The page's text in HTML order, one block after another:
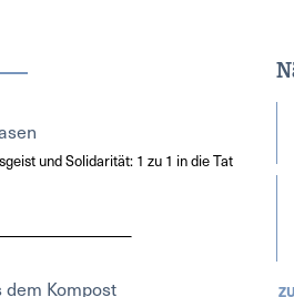
und Solidarität: 1 zu 1 in die Tat
Kompost